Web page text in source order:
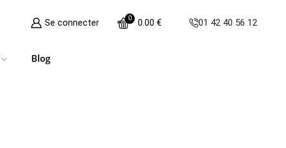
Se connecter 0 0.00€ 01 42 40 56 12
Blog